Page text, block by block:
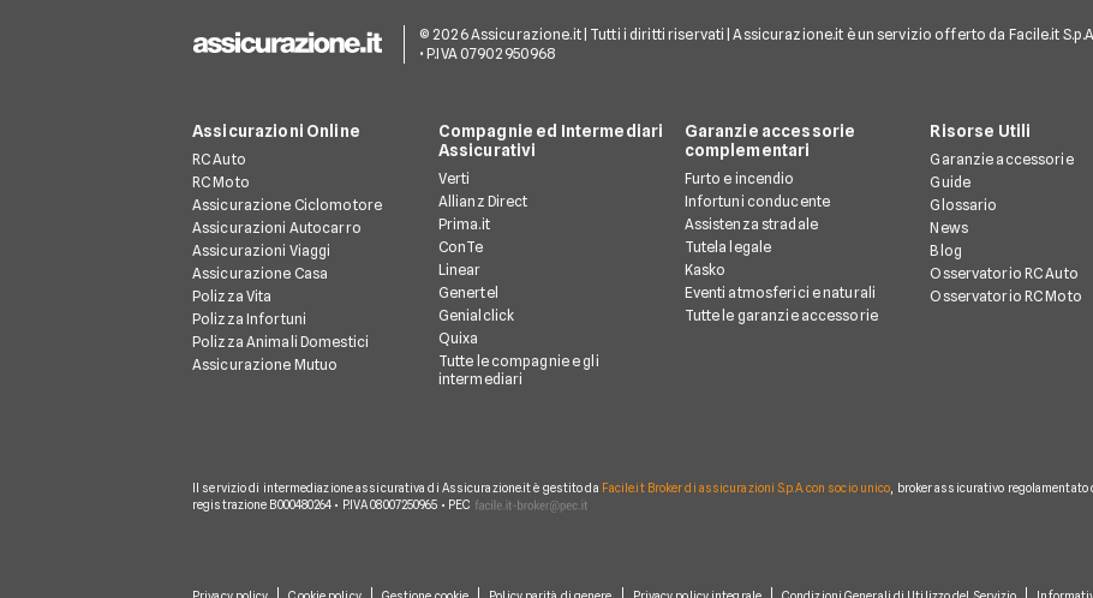
© 2026 Assicurazione.it | Tutti i diritti riservati | Assicurazione.it è un servizio offerto da Facile.it
• P.IVA 07902950968
Assicurazioni Online
RC Auto
RC Moto
Assicurazione Ciclomotore
Assicurazioni Autocarro
Assicurazioni Viaggi
Assicurazione Casa
Polizza Vita
Polizza Infortuni
Polizza Animali Domestici
Assicurazione Mutuo
Compagnie ed Intermediari
Assicurativi
Verti
Allianz Direct
Prima.it
ConTe
Linear
Genertel
Genialclick
Quixa
Tutte le compagnie e gli
intermediari
Garanzie accessorie
complementari
Furto e incendio
Infortuni conducente
Assistenza stradale
Tutela legale
Kasko
Eventi atmosferici e naturali
Tutte le garanzie accessorie
Risorse Utili
Garanzie accessorie
Guide
Glossario
News
Blog
Osservatorio RC Auto
Osservatorio RC Moto
Il servizio di intermediazione assicurativa di Assicurazione.it è gestito da Facile.it Broker di assicurazioni S.p.A. con socio unico , broker assicurativo regolamentato
registrazione B000480264 • P.IVA 08007250965 • PEC